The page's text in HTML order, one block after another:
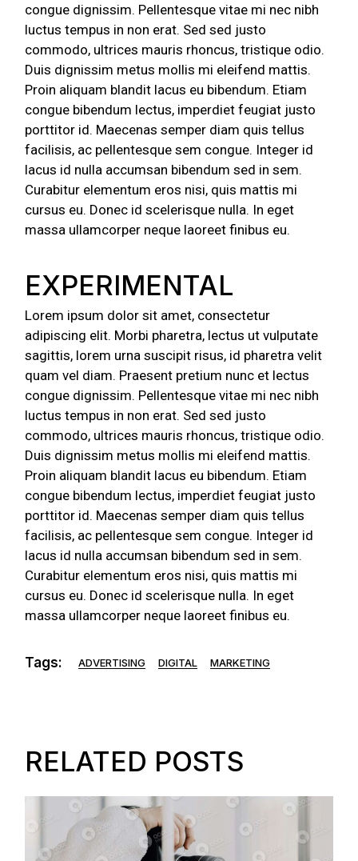
congue dignissim. Pellentesque vitae mi nec nibh
luctus tempus in non erat. Sed sed justo
commodo, ultrices mauris rhoncus, tristique odio.
Duis dignissim metus mollis mi eleifend mattis.
Proin aliquam blandit lacus eu bibendum. Etiam
congue bibendum lectus, imperdiet feugiat justo
porttitor id. Maecenas semper diam quis tellus
facilisis, ac pellentesque sem congue. Integer id
lacus id nulla accumsan bibendum sed in sem.
Curabitur elementum eros nisi, quis mattis mi
cursus eu. Donec id scelerisque nulla. In eget
massa ullamcorper neque laoreet finibus eu.
EXPERIMENTAL
Lorem ipsum dolor sit amet, consectetur
adipiscing elit. Morbi pharetra, lectus ut vulputate
sagittis, lorem urna suscipit risus, id pharetra velit
quam vel diam. Praesent pretium nunc et lectus
congue dignissim. Pellentesque vitae mi nec nibh
luctus tempus in non erat. Sed sed justo
commodo, ultrices mauris rhoncus, tristique odio.
Duis dignissim metus mollis mi eleifend mattis.
Proin aliquam blandit lacus eu bibendum. Etiam
congue bibendum lectus, imperdiet feugiat justo
porttitor id. Maecenas semper diam quis tellus
facilisis, ac pellentesque sem congue. Integer id
lacus id nulla accumsan bibendum sed in sem.
Curabitur elementum eros nisi, quis mattis mi
cursus eu. Donec id scelerisque nulla. In eget
massa ullamcorper neque laoreet finibus eu.
Tags: ADVERTISING DIGITAL MARKETING
RELATED POSTS